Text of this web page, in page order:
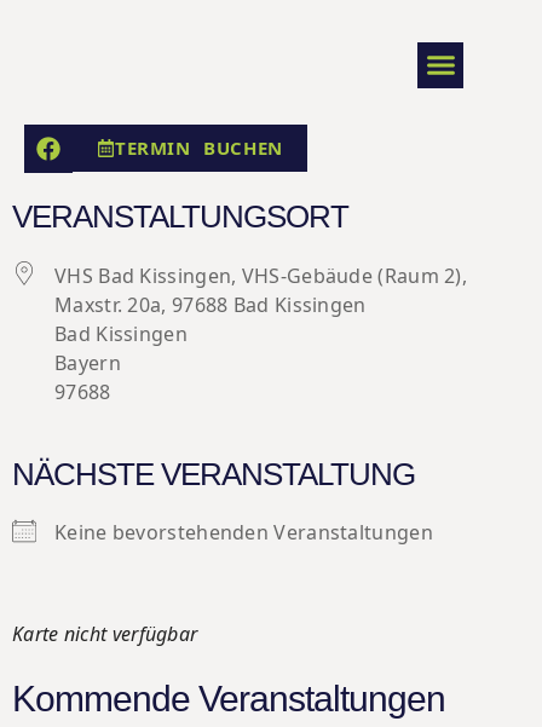
TERMIN BUCHEN
VERANSTALTUNGSORT
VHS Bad Kissingen, VHS-Gebäude (Raum 2),
Maxstr. 20a, 97688 Bad Kissingen
Bad Kissingen
Bayern
97688
NÄCHSTE VERANSTALTUNG
Keine bevorstehenden Veranstaltungen
Karte nicht verfügbar
Kommende Veranstaltungen